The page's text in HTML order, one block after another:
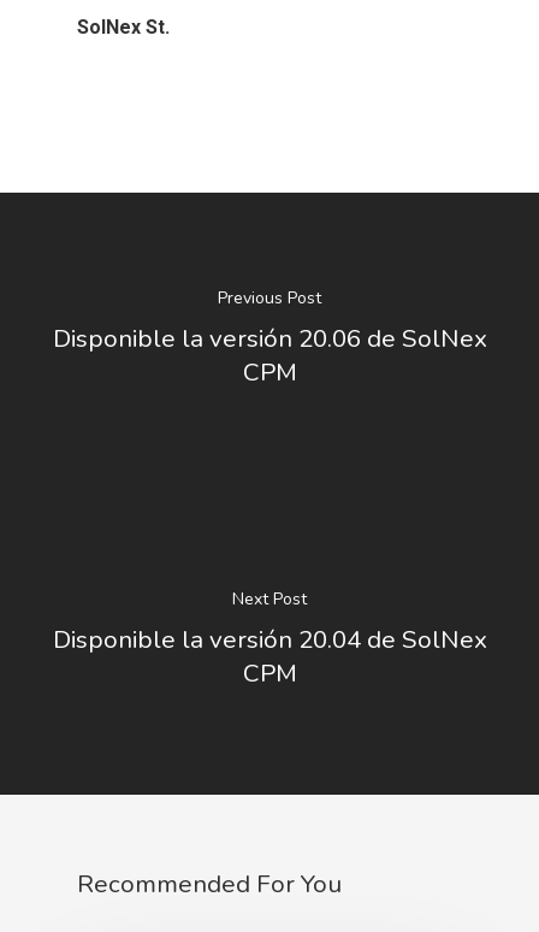
SolNex St.
Previous Post
Disponible la versión 20.06 de SolNex
CPM
Next Post
Disponible la versión 20.04 de SolNex
CPM
Recommended For You